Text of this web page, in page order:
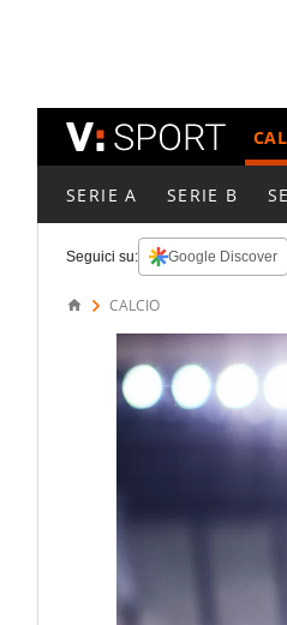
SERIE A SERIE B
Seguici su: Google Discover
CALCIO